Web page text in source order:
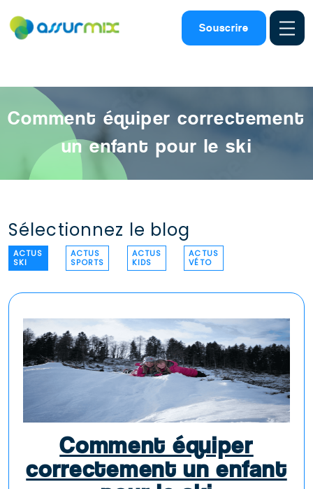
Souscrire
Assurance ski
Securiteenfant
equipementskienfant Materielski adapte skifamille
Comment équiper correctement
un enfant pour le ski
Sélectionnez le blog
ACTUS
SKI
ACTUS
SPORTS
ACTUS
KIDS
ACTUS
VÉTO
Comment équiper
correctement un enfant